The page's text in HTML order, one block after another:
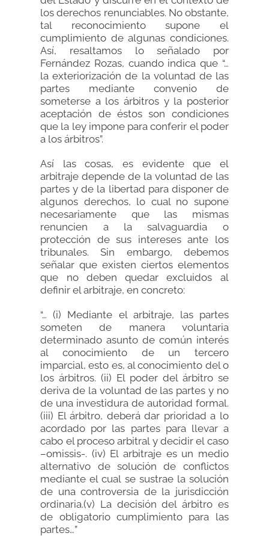
los derechos renunciables. No obstante,
tal reconocimiento supone el
cumplimiento de algunas condiciones.
Así, resaltamos lo señalado por
Fernández Rozas, cuando indica que “…
la exteriorización de la voluntad de las
partes mediante convenio de
someterse a los árbitros y la posterior
aceptación de éstos son condiciones
que la ley impone para conferir el poder
a los árbitros”.
Así las cosas, es evidente que el
arbitraje depende de la voluntad de las
partes y de la libertad para disponer de
algunos derechos, lo cual no supone
necesariamente que las mismas
renuncien a la salvaguardia o
protección de sus intereses ante los
tribunales. Sin embargo, debemos
señalar que existen ciertos elementos
que no deben quedar excluidos al
definir el arbitraje, en concreto:
“… (i) Mediante el arbitraje, las partes
someten de manera voluntaria
determinado asunto de común interés
al conocimiento de un tercero
imparcial, esto es, al conocimiento del o
los árbitros. (ii) El poder del árbitro se
deriva de la voluntad de las partes y no
de una investidura de autoridad formal.
(iii) El árbitro, deberá dar prioridad a lo
acordado por las partes para llevar a
cabo el proceso arbitral y decidir el caso
–omissis-. (iv) El arbitraje es un medio
alternativo de solución de conflictos
mediante el cual se sustrae la solución
de una controversia de la jurisdicción
ordinaria.(v) La decisión del árbitro es
de obligatorio cumplimiento para las
partes…”